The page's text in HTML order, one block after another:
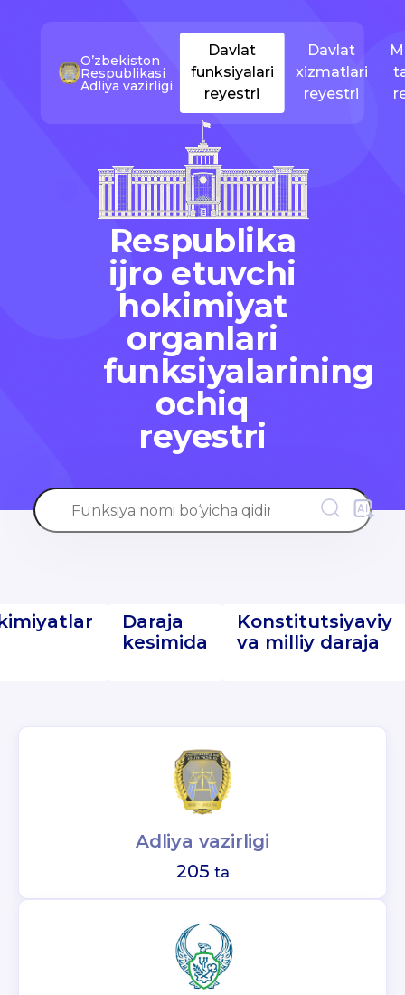
O’zbekiston
Respublikasi
Adliya vazirligi
Davlat
funksiyalari
reyestri
Davlat
xizmatlari
reyestri
Respublika
ijro etuvchi
hokimiyat
organlari
funksiyalarining
ochiq
reyestri
Daraja
kesimida
Konstitutsiyaviy
va milliy daraja
Adliya vazirligi
205 ta